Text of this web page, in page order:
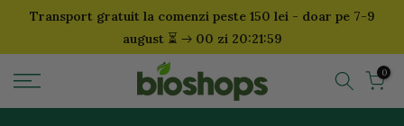
SariTransport gratuit la comenzi peste 150 lei - doar pe 7-9
august ⏳ 00 zi 20:21:59
0